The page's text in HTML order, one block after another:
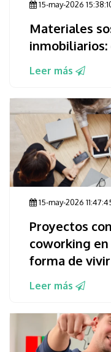
15-may-2026
Materiales
inmobiliarios:
Leer más
15-may-2026
Proyectos
coworking
forma de vivir
Leer más